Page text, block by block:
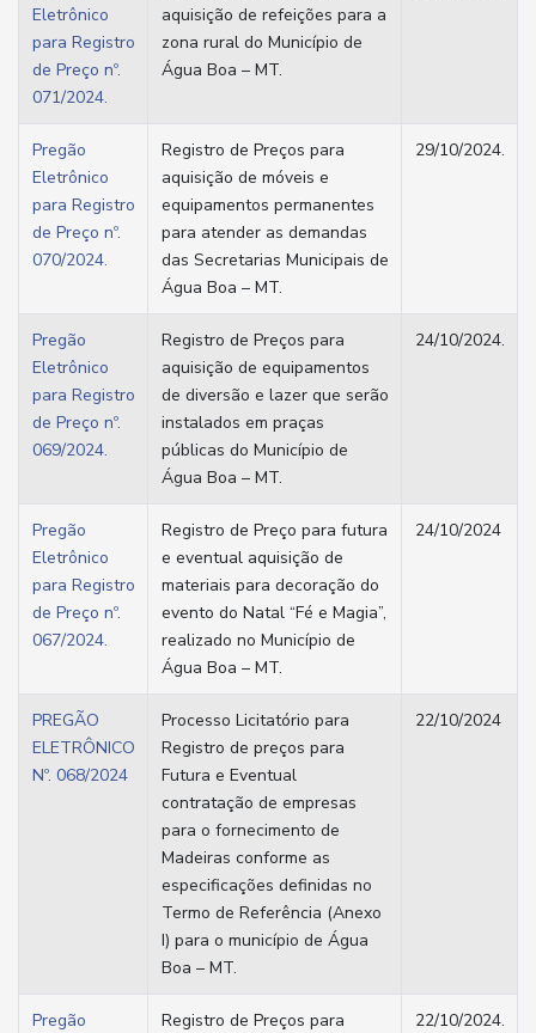
Eletrônico
para Registro
de Preço nº.
071/2024.
aquisição de refeições para a
zona rural do Município de
Água Boa – MT.
Pregão
Eletrônico
para Registro
de Preço nº.
070/2024.
Registro de Preços para
aquisição de móveis e
equipamentos permanentes
para atender as demandas
das Secretarias Municipais de
Água Boa – MT.
29/10/2024.
Pregão
Eletrônico
para Registro
de Preço nº.
069/2024.
Registro de Preços para
aquisição de equipamentos
de diversão e lazer que serão
instalados em praças
públicas do Município de
Água Boa – MT.
24/10/2024.
Pregão
Eletrônico
para Registro
de Preço nº.
067/2024.
Registro de Preço para futura
e eventual aquisição de
materiais para decoração do
evento do Natal “Fé e Magia”,
realizado no Município de
Água Boa – MT.
24/10/2024
PREGÃO
ELETRÔNICO
Nº. 068/2024
Processo Licitatório para
Registro de preços para
Futura e Eventual
contratação de empresas
para o fornecimento de
Madeiras conforme as
especificações definidas no
Termo de Referência (Anexo
I) para o município de Água
Boa – MT.
22/10/2024
Pregão
Registro de Preços para
22/10/2024.